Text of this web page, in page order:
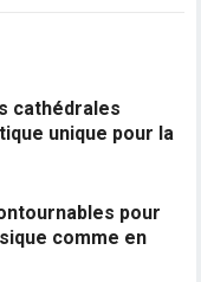
cathédrales
unique pour la
pour
comme en